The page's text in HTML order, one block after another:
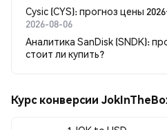
Cysic (CYS): прогноз цены
2026-08-06
Аналитика SanDisk (SNDK):
стоит ли купить?
Курс конверсии